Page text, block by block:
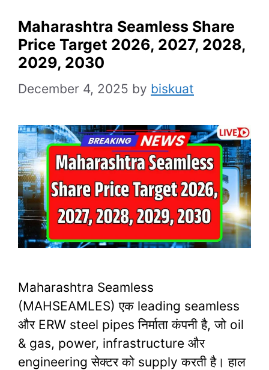
Maharashtra Seamless Share
Price Target 2026, 2027, 2028,
2029, 2030
December 4, 2025 by biskuat
Maharashtra Seamless
(MAHSEAMLES) एक leading seamless
और ERW steel pipes निर्माता कंपनी है, जो oil
& gas, power, infrastructure और
engineering सेक्टर को supply करती है। हाल